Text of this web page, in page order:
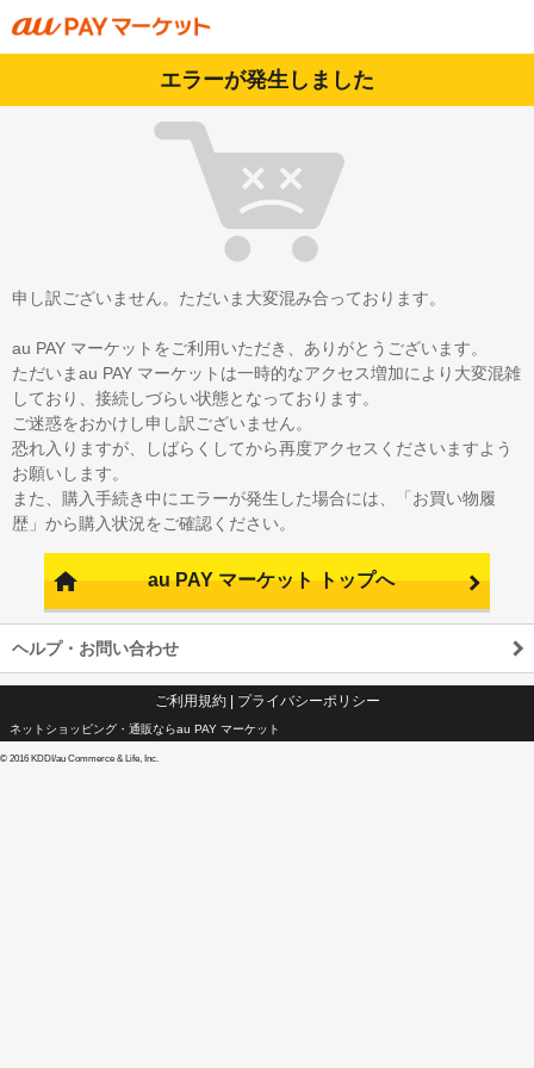
エラーが発生しました
申し訳ございません。ただいま大変混み合っております。
au PAY マーケットをご利用いただき、ありがとうございます。
ただいまau PAY マーケットは一時的なアクセス増加により大変混雑
しており、接続しづらい状態となっております。
ご迷惑をおかけし申し訳ございません。
恐れ入りますが、しばらくしてから再度アクセスくださいますよう
お願いします。
また、購入手続き中にエラーが発生した場合には、「お買い物履
歴」から購入状況をご確認ください。
au PAY マーケット トップへ
ヘルプ・お問い合わせ
ご利用規約| プライバシーポリシー
ネットショッピング・通販ならau PAY マーケット
© 2016 KDDI/au Commerce & Life, Inc.